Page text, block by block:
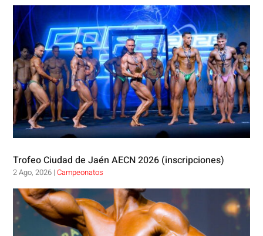
Trofeo Ciudad de Jaén AECN 2026 (inscripciones)
2 Ago, 2026 |Campeonatos